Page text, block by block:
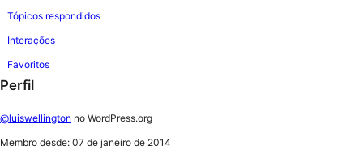
Tópicos respondidos
Interações
Favoritos
Perfil
@luiswellington no WordPress.org
Membro desde: 07 de janeiro de 2014